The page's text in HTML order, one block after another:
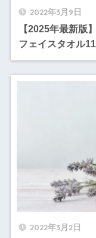
2022年3月9日
【2025年最新版
フェイスタオル
2022年3月2日